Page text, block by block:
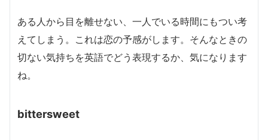
ある人から目を離せない、一人でいる時間にもつい考
えてしまう。これは恋の予感がします。そんなときの
切ない気持ちを英語でどう表現するか、気になります
ね。
bittersweet